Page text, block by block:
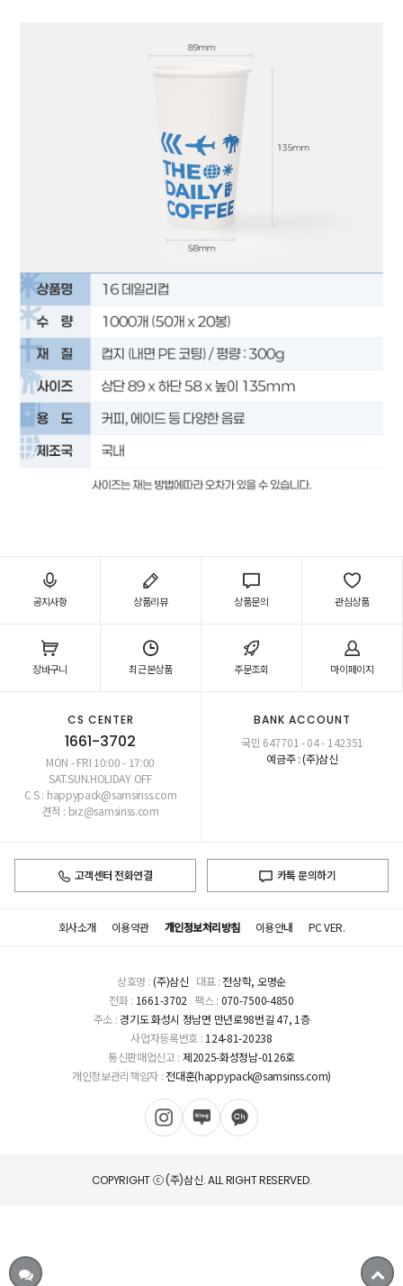
공지사항 상품리뷰 상품문의 관심상품
장바구니 최근본상품 주문조회 마이페이지
CS CENTER
1661-3702
MON - FRI 10:00 - 17:00
SAT.SUN.HOLIDAY OFF
C S : happypack@samsinss.com
견적 : biz@samsinss.com
BANK ACCOUNT
국민 647701 - 04 - 142351
예금주 : (주)삼신
고객센터 전화연결 카톡 문의하기
회사소개 이용약관 개인정보처리방침 이용안내 PC VER.
상호명 :(주)삼신 대표 : 전상학, 오명순
전화 : 1661-3702 팩스 : 070-7500-4850
주소 : 경기도 화성시 정남면 만년로98번길 47, 1층
사업자등록번호 : 124-81-20238
통신판매업신고 : 제2025-화성정남-0126호
개인정보관리책임자 : 전대훈(happypack@samsinss.com)
COPYRIGHT ⓒ (주)삼신. ALL RIGHT RESERVED.